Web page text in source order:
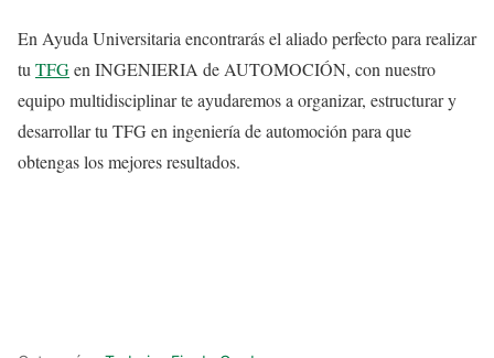
En Ayuda Universitaria encontrarás el aliado perfecto para realizar
tu TFGen INGENIERIA de AUTOMOCIÓN, con nuestro
equipo multidisciplinar te ayudaremos a organizar, estructurar y
desarrollar tu TFG en ingeniería de automoción para que
obtengas los mejores resultados.